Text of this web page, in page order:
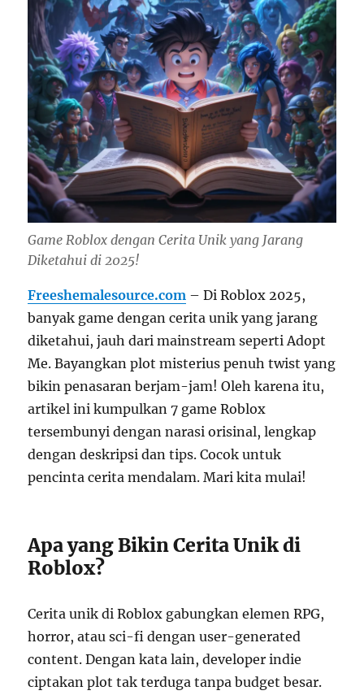
Game Roblox dengan Cerita Unik yang Jarang
Diketahui di 2025!
Freeshemalesource.com – Di Roblox 2025,
banyak game dengan cerita unik yang jarang
diketahui, jauh dari mainstream seperti Adopt
Me. Bayangkan plot misterius penuh twist yang
bikin penasaran berjam-jam! Oleh karena itu,
artikel ini kumpulkan 7 game Roblox
tersembunyi dengan narasi orisinal, lengkap
dengan deskripsi dan tips. Cocok untuk
pencinta cerita mendalam. Mari kita mulai!
Apa yang Bikin Cerita Unik di
Roblox?
Cerita unik di Roblox gabungkan elemen RPG,
horror, atau sci-fi dengan user-generated
content. Dengan kata lain, developer indie
ciptakan plot tak terduga tanpa budget besar.